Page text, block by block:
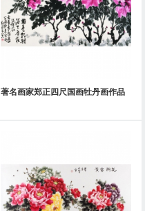
著名画家郑正四尺国画牡丹画作品